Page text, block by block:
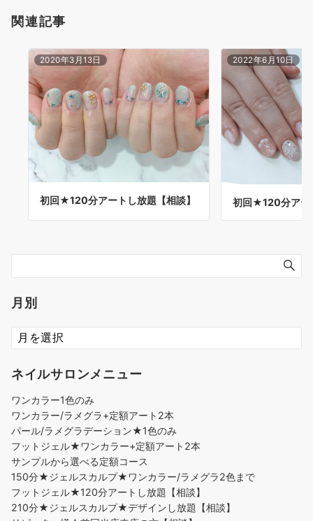
関連記事
2020年3月13日
初回★120分アートし放題【相談】
2022年6月10日
初回★120分ア
月別
ネイルサロンメニュー
ワンカラー1色のみ
ワンカラー/ラメグラ+定額アート2本
パール/ラメグラデーション★1色のみ
フットジェル★ワンカラー+定額アート2本
サンプルから選べる定額コース
150分★ジェルスカルプ★ワンカラー/ラメグラ2色まで
フットジェル★120分アートし放題【相談】
210分★ジェルスカルプ★デザインし放題【相談】